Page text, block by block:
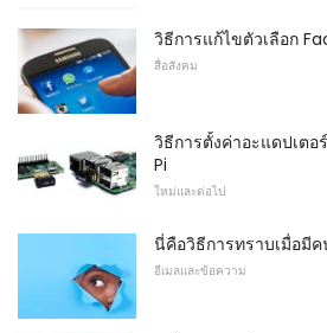
วิธีการแก้ไขตัวเลือก
สื่อสังคม
วิธีการตั้งค่าอะแดปเตอ
Pi
ใหม่และต่อไป
นี่คือวิธีการทราบเมื่อมี
อีเมลและข้อความ